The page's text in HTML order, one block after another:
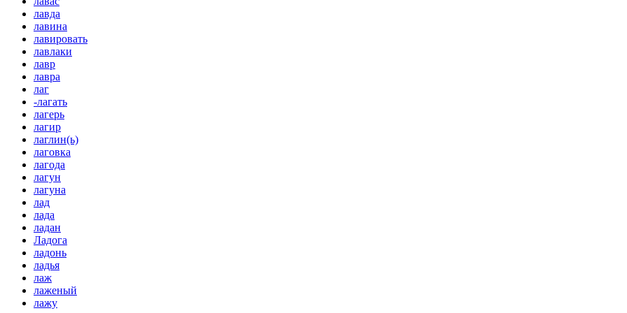
лавда
лавина
лавировать
лавлаки
лавр
лавра
лаг
-лагать
лагерь
лагир
лаглин(ь)
лаговка
лагода
лагун
лагуна
лад
лада
ладан
Ладога
ладонь
ладья
лаж
лаженый
лажу